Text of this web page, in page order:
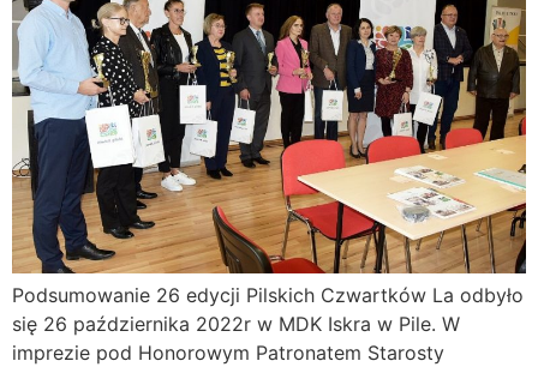
Podsumowanie 26 edycji Pilskich Czwartków La odbyło
się 26 października 2022r w MDK Iskra w Pile. W
imprezie pod Honorowym Patronatem Starosty